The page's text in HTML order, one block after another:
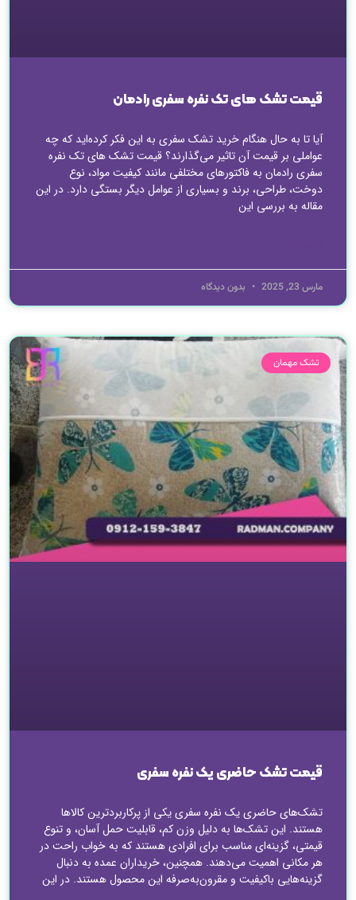
قیمت تشک های تک نفره سفری رادمان
آیا تا به حال هنگام خرید تشک سفری به این فکر کرده‌اید که چه
عواملی بر قیمت آن تاثیر می‌گذارند؟ قیمت تشک های تک نفره
سفری رادمان به فاکتورهای مختلفی مانند کیفیت مواد، نوع
دوخت، طراحی، برند و بسیاری از عوامل دیگر بستگی دارد. در این
مقاله به بررسی این
مارس 23, 2025 بدون دیدگاه
تشک مهمان
قیمت تشک حاضری یک نفره سفری
تشک‌های حاضری یک‌ نفره سفری یکی از پرکاربردترین کالاها
هستند. این تشک‌ها به دلیل وزن کم، قابلیت حمل آسان، و تنوع
قیمتی، گزینه‌ای مناسب برای افرادی هستند که به خواب راحت در
هر مکانی اهمیت می‌دهند. همچنین، خریداران عمده به دنبال
گزینه‌هایی باکیفیت و مقرون‌به‌صرفه این محصول هستند. در این